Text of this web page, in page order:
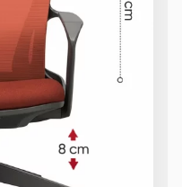
được đổi trả sản
có dấu hiệu chỉnh sửa
sự đồng ý của nhà sản
hàng, nhận hàng, Quý
kỳ lỗi sản phẩm nào và